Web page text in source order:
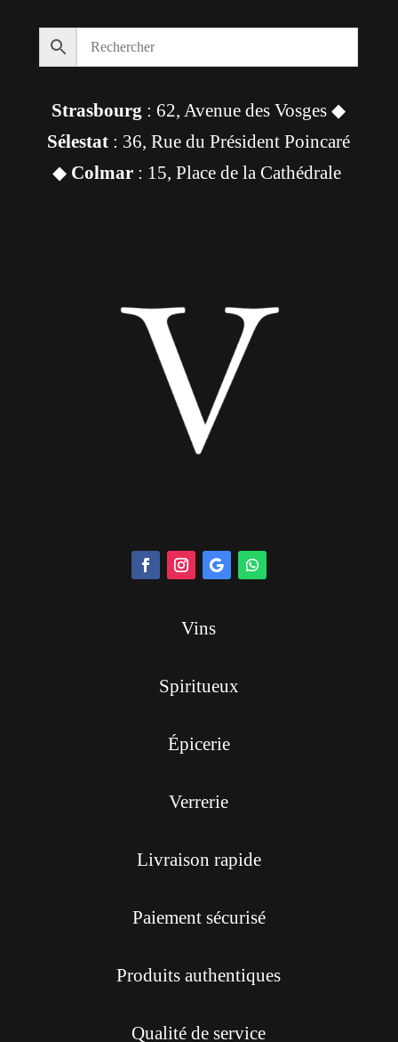
Strasbourg : 62, Avenue des Vosges ◆
Sélestat : 36, Rue du Président Poincaré
◆ Colmar: 15, Place de la Cathédrale
Vins
Spiritueux
Épicerie
Verrerie
Livraison rapide
Paiement sécurisé
Produits authentiques
Qualité de service